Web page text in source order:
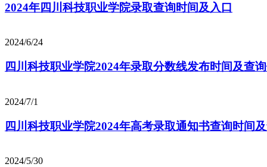
2024年四川科技职业学院录取查询时间及入口
2024/6/24
四川科技职业学院2024年录取分数线发布时间及查
2024/7/1
四川科技职业学院2024年高考录取通知书查询时间
2024/5/30